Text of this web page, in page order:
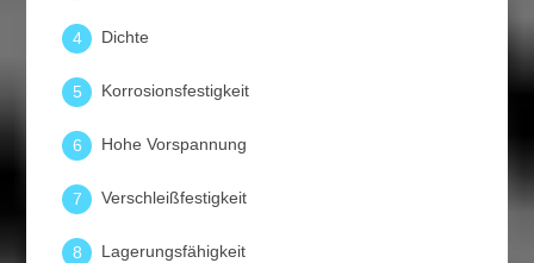
4 Dichte
5 Korrosionsfestigkeit
6 Hohe Vorspannung
7 Verschleißfestigkeit
8 Lagerungsfähigkeit